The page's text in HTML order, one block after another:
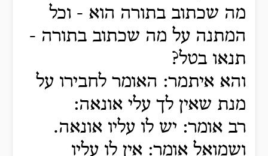
מה שכתוב בתורה הוא - וכל
המתנה על מה שכתוב בתורה -
תנאו בטל?
והא איתמר: האומר לחבירו על
מנת שאין לך עלי אונאה:
רב אומר: יש לו עליו אונאה.
ושמואל אומר: אין לו עליו